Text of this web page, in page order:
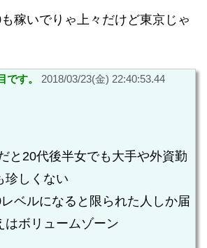
稼いでりゃ上々だけど東京じゃ
です。
2018/03/23(金) 22:40:53.44
と20代後半女でも大手や外資勤
珍しくない
ベルになると限られた人しか届
はボリュームゾーン